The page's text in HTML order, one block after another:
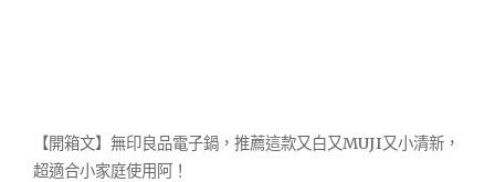
【開箱文】無印良品電子鍋，推薦這款又白又MUJI又小清新，
超適合小家庭使用阿！